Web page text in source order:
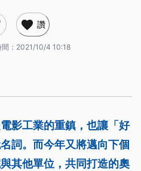
讚
： 2021/10/4 10:18
影工業的重鎮，也讓「好
詞。而今年又將邁向下個
其他單位，共同打造的奧